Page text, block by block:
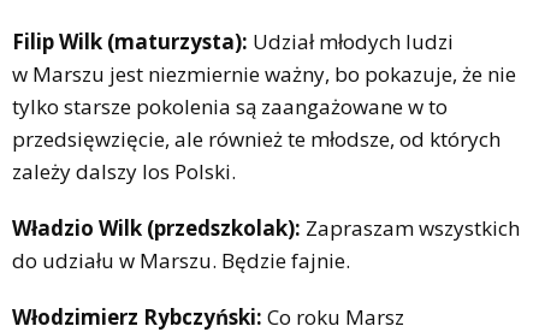
Filip Wilk (maturzysta): Udział młodych ludzi
w Marszu jest niezmiernie ważny, bo pokazuje, że nie
tylko starsze pokolenia są zaangażowane w to
przedsięwzięcie, ale również te młodsze, od których
zależy dalszy los Polski.
Władzio Wilk (przedszkolak): Zapraszam wszystkich
do udziału w Marszu. Będzie fajnie.
Włodzimierz Rybczyński: Co roku Marsz